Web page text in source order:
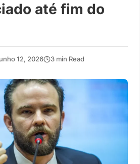
até fim do
12, 2026 3 min Read